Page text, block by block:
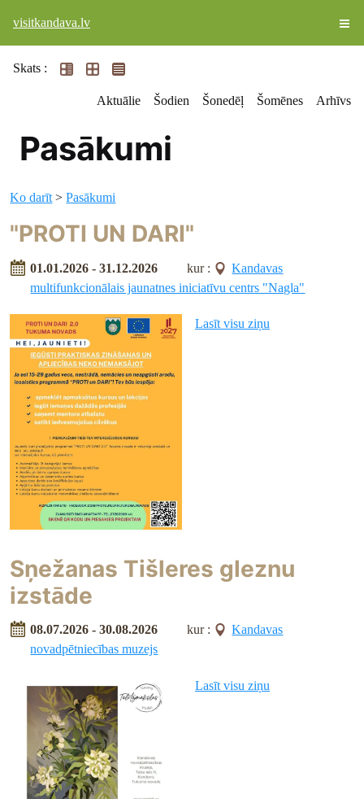
visitkandava.lv
Skats :
Aktuālie Šodien Šonedēļ Šomēnes Arhīvs
Pasākumi
Ko darīt >Pasākumi
"PROTI UN DARI"
01.01.2026 - 31.12.2026 kur :
Kandavas
multifunkcionālais jaunatnes iniciatīvu centrs "Nagla"
Lasīt visu ziņu
Sņežanas Tišleres gleznu
izstāde
08.07.2026 - 30.08.2026 kur :
Kandavas
novadpētniecības muzejs
Lasīt visu ziņu